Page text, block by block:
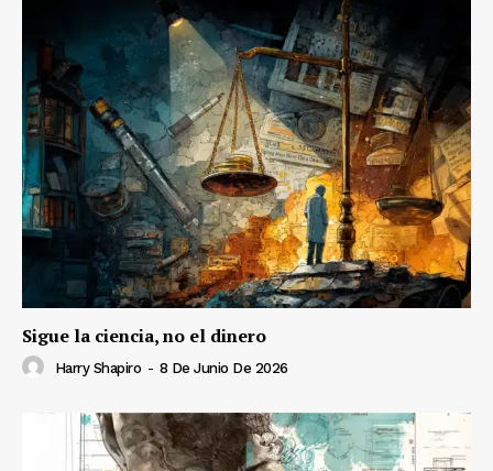
Sigue la ciencia, no el dinero
Harry Shapiro - 8 De Junio De 2026